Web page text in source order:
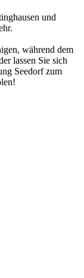
und
während dem
lassen Sie sich
Seedorf zum